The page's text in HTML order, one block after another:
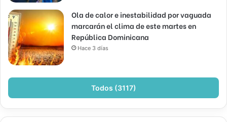
Ola de calor e inestabilidad por vaguada
marcarán el clima de este martes en
República Dominicana
Hace 3 días
Todos (3117)